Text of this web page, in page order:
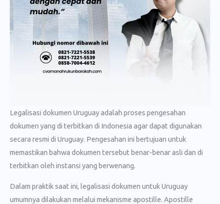
Legalisasi dokumen Uruguay adalah proses pengesahan
dokumen yang di terbitkan di Indonesia agar dapat digunakan
secara resmi di Uruguay. Pengesahan ini bertujuan untuk
memastikan bahwa dokumen tersebut benar-benar asli dan di
terbitkan oleh instansi yang berwenang.
Dalam praktik saat ini, legalisasi dokumen untuk Uruguay
umumnya dilakukan melalui mekanisme apostille. Apostille